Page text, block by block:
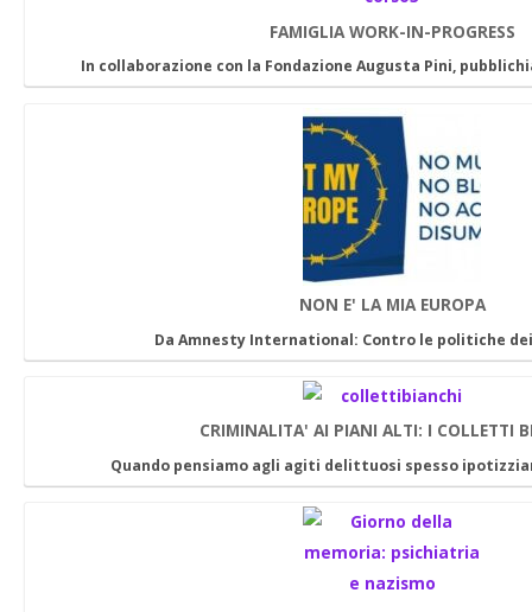
FAMIGLIA WORK-IN-PROGRESS
In collaborazione con la Fondazione Augusta Pini,
NON E' LA MIA EUROPA
Da Amnesty International: Contro le politiche
CRIMINALITA' AI PIANI ALTI: I COLLETTI
Quando pensiamo agli agiti delittuosi spesso